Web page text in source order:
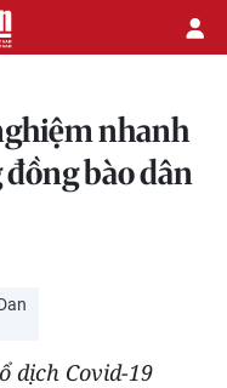
nhanh
bào dân
dịch Covid-19